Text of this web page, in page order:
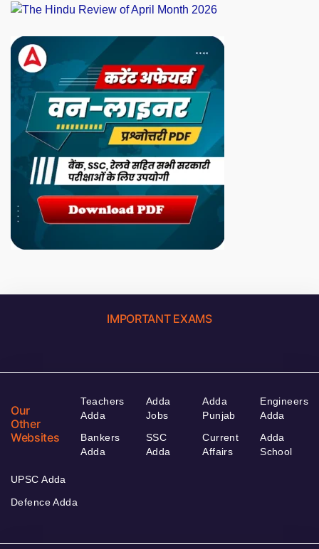
IMPORTANT EXAMS
Our
Other
Websites
Teachers
Adda
Bankers
Adda
Adda
Jobs
SSC
Adda
Adda
Punjab
Current
Affairs
Engineers
Adda
Adda
School
UPSC Adda
Defence Adda